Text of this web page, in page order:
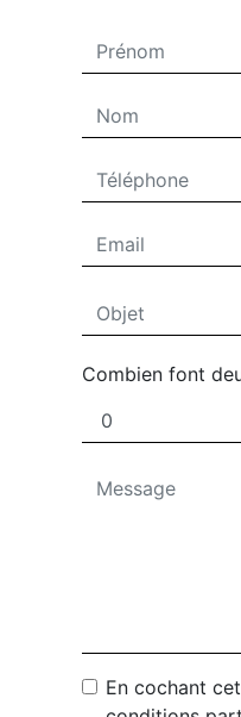
Combien font
En cochant